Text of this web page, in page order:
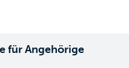
für Angehörige